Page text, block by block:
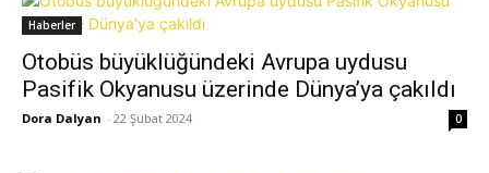
Haberler
Otobüs büyüklüğündeki Avrupa uydusu
Pasifik Okyanusu üzerinde Dünya’ya çakıldı
Dora Dalyan - 22 Şubat 2024 0